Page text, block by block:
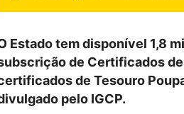
Estado tem disponível 1,8
de Certificados
de Tesouro
pelo IGCP.